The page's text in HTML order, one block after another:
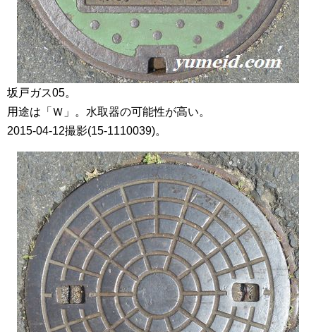
坂戸ガス05。
用途は「Ｗ」。水取器の可能性が高い。
2015-04-12撮影(15-1110039)。